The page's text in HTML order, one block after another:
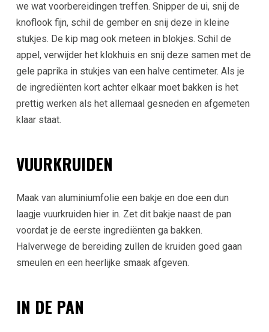
we wat voorbereidingen treffen. Snipper de ui, snij de
knoflook fijn, schil de gember en snij deze in kleine
stukjes. De kip mag ook meteen in blokjes. Schil de
appel, verwijder het klokhuis en snij deze samen met de
gele paprika in stukjes van een halve centimeter. Als je
de ingrediënten kort achter elkaar moet bakken is het
prettig werken als het allemaal gesneden en afgemeten
klaar staat.
VUURKRUIDEN
Maak van aluminiumfolie een bakje en doe een dun
laagje vuurkruiden hier in. Zet dit bakje naast de pan
voordat je de eerste ingrediënten ga bakken.
Halverwege de bereiding zullen de kruiden goed gaan
smeulen en een heerlijke smaak afgeven.
IN DE PAN